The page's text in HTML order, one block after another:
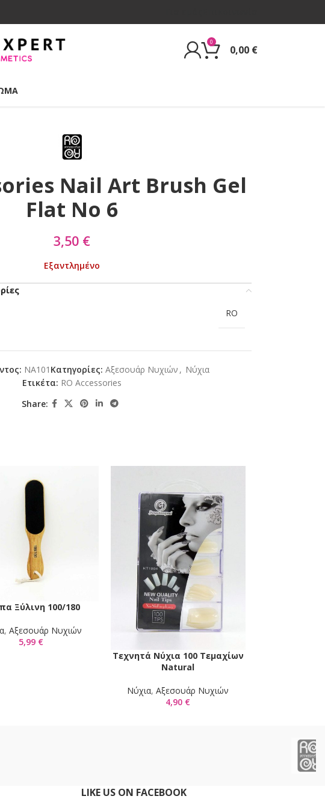
0
0,00 €
Nail Art Brush Gel
Flat No 6
3,50 €
Εξαντλημένο
RO
NA101 Κατηγορίες: Αξεσουάρ Νυχιών , Νύχια
Ετικέτα: RO Accessories
Share:
ΣΤΟ ΚΑΛΆΘΙ
Ξύλινη 100/180
, Αξεσουάρ Νυχιών
5,99 €
ΠΡΟΣΘΉΚΗ ΣΤΟ ΚΑΛΆΘΙ
Τεχνητά Νύχια 100 Τεμαχίων
Natural
Νύχια,Αξεσουάρ Νυχιών
4,90 €
LIKE US ON FACEBOOK